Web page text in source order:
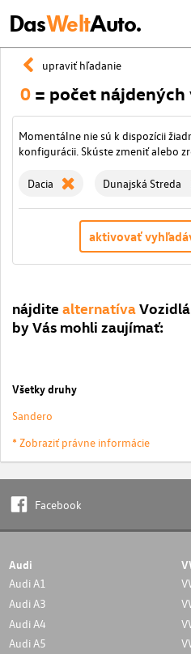
DasWeltAuto.
upraviť hľadanie
0 = počet
Momentálne nie sú k dispozícii
konfigurácii. Skúste zmeniť alebo
Dacia Dunajská Streda
aktivovať
nájdite alternatíva
by Vás mohli zaujímať:
Všetky druhy
Sandero
* Zobraziť právne informácie
Facebook
Audi
Audi A1
Audi A3
Audi A4
Audi A5